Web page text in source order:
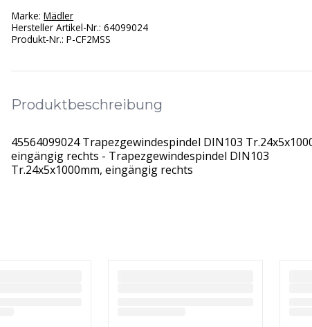
Marke:Mädler
Hersteller Artikel-Nr.:64099024
Produkt-Nr.:P-CF2MSS
Produktbeschreibung
45564099024 Trapezgewindespindel DIN103
eingängig rechts - Trapezgewindespindel DIN103
Tr.24x5x1000mm, eingängig rechts